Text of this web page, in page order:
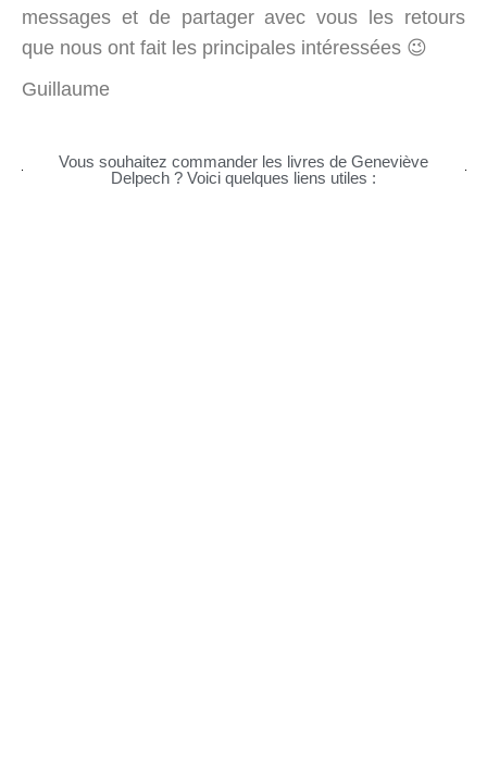
messages et de partager avec vous les retours
que nous ont fait les principales intéressées 😉
Guillaume
Vous souhaitez commander les livres de Geneviève
Delpech ? Voici quelques liens utiles :